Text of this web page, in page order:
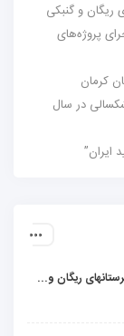
ریگان و گنبکی
پروژه‌های
کرمان
در سال
ایران”
رونمایی از ماشین آلات سنگین راهسازی در شهرستانهای ریگان و گنبکی